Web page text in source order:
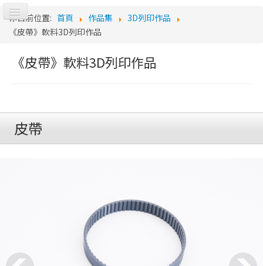
切
換
導
Lo
你目前位置: 首頁 作品集
3D列印作品
《皮帶》軟料3D列印作品
《皮帶》軟料3D列印作品
皮帶